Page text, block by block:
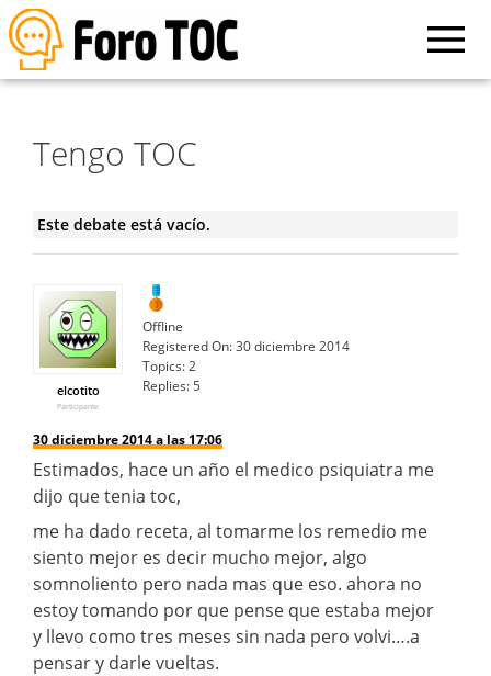
Tengo TOC
Este debate está vacío.
elcotito
Participante
Offline
Registered On:30 diciembre 2014
Topics:2
Replies:5
30 diciembre 2014 a las 17:06
Estimados, hace un año el medico psiquiatra me
dijo que tenia toc,
me ha dado receta, al tomarme los remedio me
siento mejor es decir mucho mejor, algo
somnoliento pero nada mas que eso. ahora no
estoy tomando por que pense que estaba mejor
y llevo como tres meses sin nada pero volvi….a
pensar y darle vueltas.